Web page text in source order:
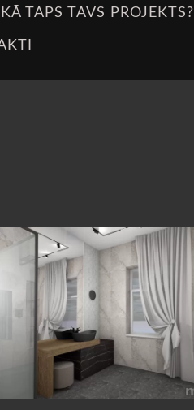
KĀ TAPS TAVS PROJEKTS?